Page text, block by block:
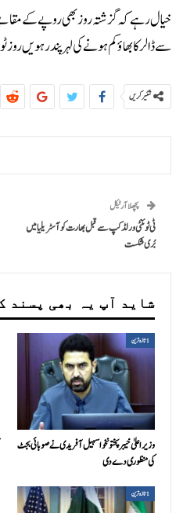
خیال رہےکہ گزشتہ روز بھی روپےکے
سے ڈالرکا بھاؤ کم ہونےکی لہر پندرہویں
شئیر کریں
پچھلا آرٹیکل
ٹی ٹوئنٹی ورلڈکپ سے قبل بھارت کو آسٹریلیا میں
بُری شکست
شاید آپ یہ بھی پسند
1تازہ ترین
وزیراعلیٰ خیبرپختونخوا سہیل آفریدی نے صوبائی بجٹ
کی منظوری دے دی
1تازہ ترین